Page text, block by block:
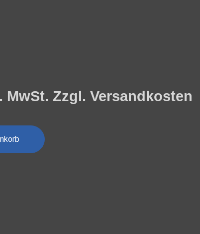
MwSt. Zzgl. Versandkosten